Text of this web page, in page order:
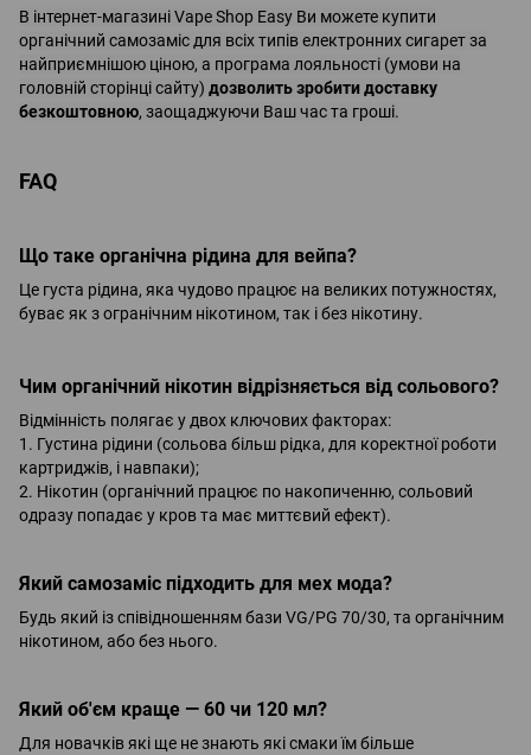
В інтернет-магазині Vape Shop Easy Ви можете купити
органічний самозаміс для всіх типів електронних сигарет за
найприємнішою ціною, а програма лояльності (умови на
головній сторінці сайту) дозволить зробити доставку
безкоштовною, заощаджуючи Ваш час та гроші.
FAQ
Що таке органічна рідина для вейпа?
Це густа рідина, яка чудово працює на великих потужностях,
буває як з огранічним нікотином, так і без нікотину.
Чим органічний нікотин відрізняється від сольового?
Відмінність полягає у двох ключових факторах:
1. Густина рідини (сольова більш рідка, для коректної роботи
картриджів, і навпаки);
2. Нікотин (органічний працює по накопиченню, сольовий
одразу попадає у кров та має миттєвий ефект).
Який самозаміс підходить для мех мода?
Будь який із співідношенням бази VG/PG 70/30, та органічним
нікотином, або без нього.
Який об'єм краще — 60 чи 120 мл?
Для новачків які ще не знають які смаки їм більше